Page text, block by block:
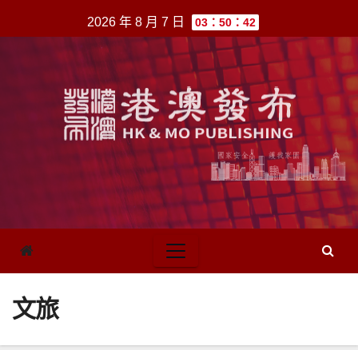
至
2026 年 8 月 7 日 03：50：42
文旅